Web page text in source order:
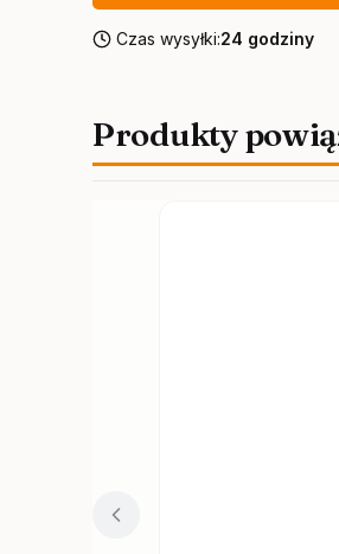
Czas wysyłki:24 godziny
Produkty